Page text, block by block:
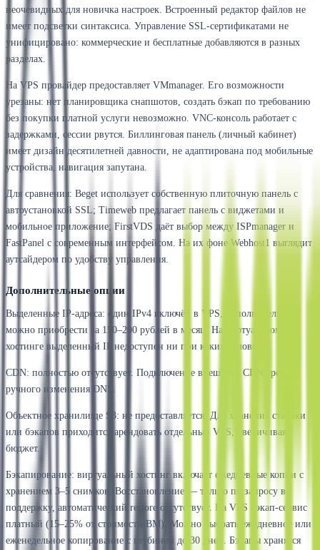
неочевидных для новичка настроек. Встроенный редактор файлов не
имеет подсветки синтаксиса. Управление SSL-сертификатами не
унифицировано: коммерческие и бесплатные добавляются в разных
разделах.
На VPS провайдер предоставляет VMmanager. Его возможности
урезаны: нет планировщика снапшотов, создать бэкап по требованию
без покупки платной услуги невозможно. VNC-консоль работает с
задержками, сессии рвутся. Биллинговая панель (личный кабинет)
имеет дизайн десятилетней давности, не адаптирована под мобильные
устройства, навигация запутана.
Для сравнения: Beget использует собственную плиточную панель с
автоустановкой SSL; Timeweb предлагает панель с виджетами и
мобильное приложение; FirstVDS даёт выбор между ISPmanager и
FastPanel с современным интерфейсом. На их фоне Webhost1 выглядит
аутсайдером по удобству управления.
Дополнительные опции
Выделенные IP-адреса: один IPv4 включён в VPS, дополнительные
можно приобрести за 150–200 рублей в месяц. На виртуальном
хостинге выделенный IP недоступен ни при каких условиях.
CDN: полностью отсутствует. Подключение внешнего CDN требует
ручного изменения DNS.
Объектное хранилище S3: не предоставляется. Для хранения статики
или бэкапов приходится арендовать отдельный VPS, увеличивая
бюджет.
Бэкапирование: виртуальный хостинг включает ежедневные копии с
хранением 3–5 снимков. Восстановление — только по запросу в
поддержку, автоматический restore отсутствует. На VPS бэкап-сервис
платный (15–25% от стоимости ВМ). Можно выбрать ежедневное или
еженедельное копирование с глубиной до 30 дней. Бэкапы хранятся